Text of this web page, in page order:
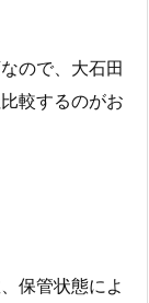
ので、大石田
較するのがお
保管状態によ